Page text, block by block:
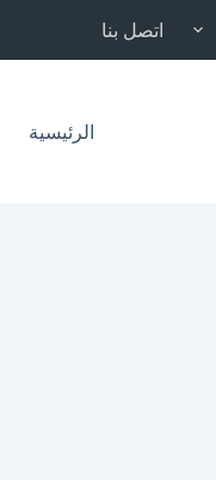
اتصل بنا
الرئيسية